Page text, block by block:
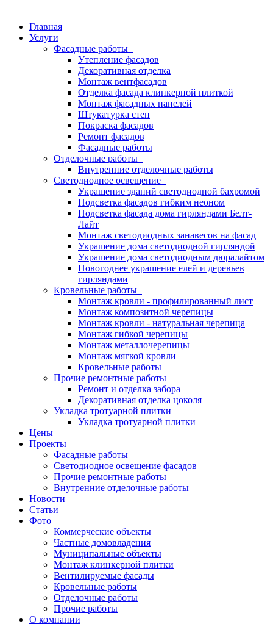
Главная
Услуги
Фасадные работы
Утепление фасадов
Декоративная отделка
Монтаж вентфасадов
Отделка фасада клинкерной плиткой
Монтаж фасадных панелей
Штукатурка стен
Покраска фасадов
Ремонт фасадов
Фасадные работы
Отделочные работы
Внутренние отделочные работы
Светодиодное освещение
Украшение зданий светодиодной бахромой
Подсветка фасадов гибким неоном
Подсветка фасада дома гирляндами Белт-
Лайт
Монтаж светодиодных занавесов на фасад
Украшение дома светодиодной гирляндой
Украшение дома светодиодным дюралайтом
Новогоднее украшение елей и деревьев
гирляндами
Кровельные работы
Монтаж кровли - профилированный лист
Монтаж композитной черепицы
Монтаж кровли - натуральная черепица
Монтаж гибкой черепицы
Монтаж металлочерепицы
Монтаж мягкой кровли
Кровельные работы
Прочие ремонтные работы
Ремонт и отделка забора
Декоративная отделка цоколя
Укладка тротуарной плитки
Укладка тротуарной плитки
Цены
Проекты
Фасадные работы
Светодиодное освещение фасадов
Прочие ремонтные работы
Внутренние отделочные работы
Новости
Статьи
Фото
Коммерческие объекты
Частные домовладения
Муниципальные объекты
Монтаж клинкерной плитки
Вентилируемые фасады
Кровельные работы
Отделочные работы
Прочие работы
О компании